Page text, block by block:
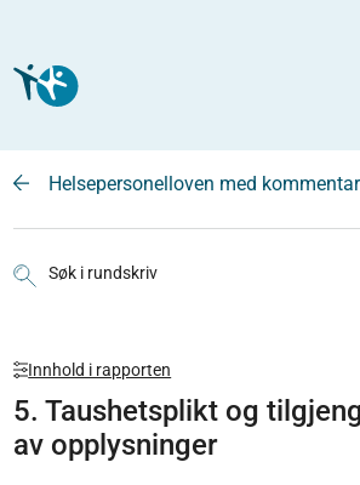
Helsepersonelloven med
Søk i rundskriv
Innhold i rapporten
5. Taushetsplikt og
av opplysninger